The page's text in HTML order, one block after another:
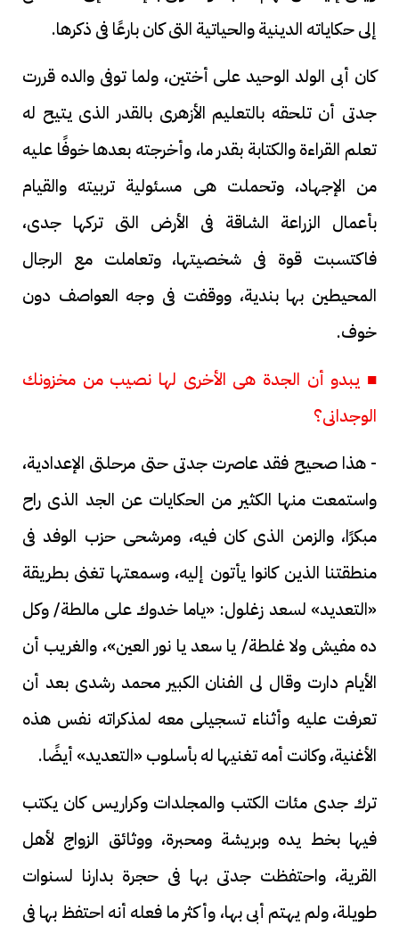
إلى حكاياته الدينية والحياتية التى كان بارعًا فى ذكرها.
كان أبى الولد الوحيد على أختين، ولما توفى والده قررت
جدتى أن تلحقه بالتعليم الأزهرى بالقدر الذى يتيح له
تعلم القراءة والكتابة بقدر ما، وأخرجته بعدها خوفًا عليه
من الإجهاد، وتحملت هى مسئولية تربيته والقيام
بأعمال الزراعة الشاقة فى الأرض التى تركها جدى،
فاكتسبت قوة فى شخصيتها، وتعاملت مع الرجال
المحيطين بها بندية، ووقفت فى وجه العواصف دون
خوف.
■ يبدو أن الجدة هى الأخرى لها نصيب من مخزونك
الوجدانى؟
- هذا صحيح فقد عاصرت جدتى حتى مرحلتى الإعدادية،
واستمعت منها الكثير من الحكايات عن الجد الذى راح
مبكرًا، والزمن الذى كان فيه، ومرشحى حزب الوفد فى
منطقتنا الذين كانوا يأتون إليه، وسمعتها تغنى بطريقة
«التعديد» لسعد زغلول: «ياما خدوك على مالطة/ وكل
ده مفيش ولا غلطة/ يا سعد يا نور العين»، والغريب أن
الأيام دارت وقال لى الفنان الكبير محمد رشدى بعد أن
تعرفت عليه وأثناء تسجيلى معه لمذكراته نفس هذه
الأغنية، وكانت أمه تغنيها له بأسلوب «التعديد» أيضًا.
ترك جدى مئات الكتب والمجلدات وكراريس كان يكتب
فيها بخط يده وبريشة ومحبرة، ووثائق الزواج لأهل
القرية، واحتفظت جدتى بها فى حجرة بدارنا لسنوات
طويلة، ولم يهتم أبى بها، وأكثر ما فعله أنه احتفظ بها فى